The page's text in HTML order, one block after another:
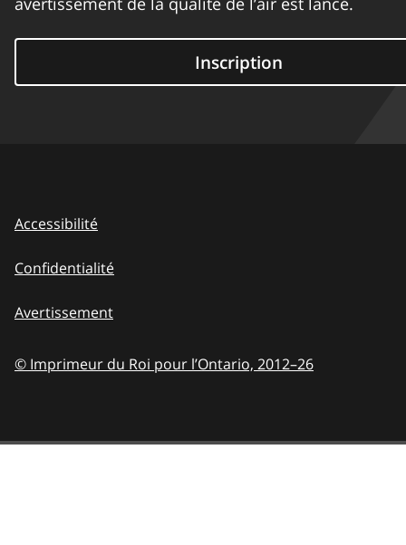
Inscription
Accessibilité
Confidentialité
Avertissement
© Imprimeur du Roi pour l’Ontario, 2012–26